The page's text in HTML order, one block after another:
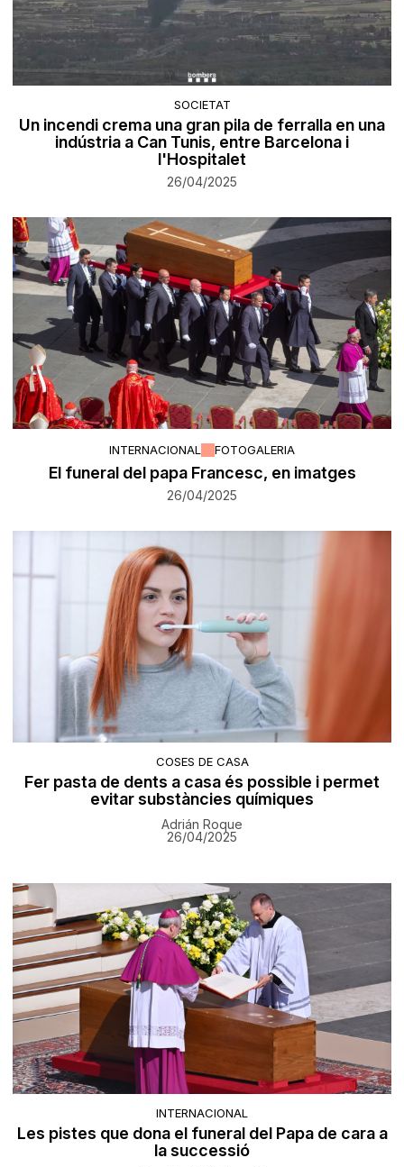
SOCIETAT
Un incendi crema una gran pila de ferralla en una
indústria a Can Tunis, entre Barcelona i
l'Hospitalet
26/04/2025
INTERNACIONAL FOTOGALERIA
El funeral del papa Francesc, en imatges
26/04/2025
COSES DE CASA
Fer pasta de dents a casa és possible i permet
evitar substàncies químiques
Adrián Roque
26/04/2025
INTERNACIONAL
Les pistes que dona el funeral del Papa de cara a
la successió